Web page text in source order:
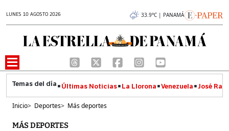
LUNES 10 AGOSTO 2026 33.9°C | PANAMÁ
Últimas Noticias La Llorona Venezuela José
Inicio> Deportes> Más deportes
MÁS DEPORTES